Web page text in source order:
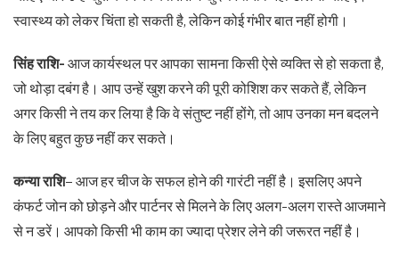
स्वास्थ्य को लेकर चिंता हो सकती है, लेकिन कोई गंभीर बात नहीं होगी।
सिंह राशि- आज कार्यस्थल पर आपका सामना किसी ऐसे व्यक्ति से हो सकता है,
जो थोड़ा दबंग है। आप उन्हें खुश करने की पूरी कोशिश कर सकते हैं, लेकिन
अगर किसी ने तय कर लिया है कि वे संतुष्ट नहीं होंगे, तो आप उनका मन बदलने
के लिए बहुत कुछ नहीं कर सकते।
कन्या राशि– आज हर चीज के सफल होने की गारंटी नहीं है। इसलिए अपने
कंफर्ट जोन को छोड़ने और पार्टनर से मिलने के लिए अलग-अलग रास्ते आजमाने
से न डरें। आपको किसी भी काम का ज्यादा प्रेशर लेने की जरूरत नहीं है।